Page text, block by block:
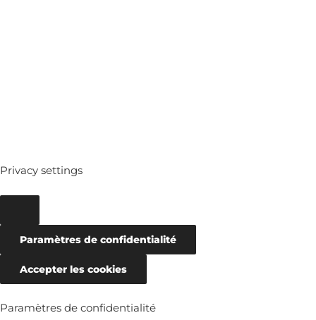
Privacy settings
Paramètres de confidentialité
Accepter les cookies
Paramètres de confidentialité